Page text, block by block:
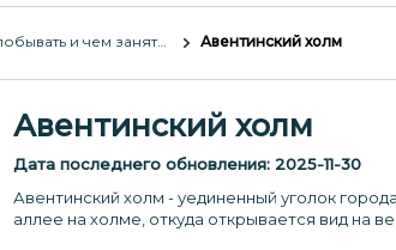
Где побывать и чем заняться Авентинский холм
Авентинский холм
Дата последнего обновления: 2025-11-30
Авентинский холм - уединенный уголок
аллее на холме, откуда открывается вид на